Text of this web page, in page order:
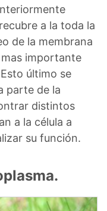
a la toda la
de la membrana
importante
último se
parte de la
distintos
a la célula a
su función.